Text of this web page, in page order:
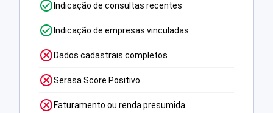
Indicação de consultas recentes
Indicação de empresas vinculadas
Dados cadastrais completos
Serasa Score Positivo
Faturamento ou renda presumida